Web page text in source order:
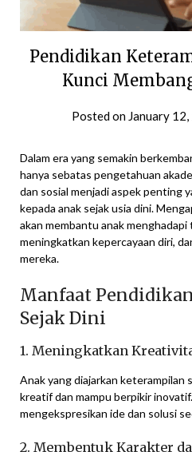
Pendidikan
Kunci
Posted on January
Dalam era yang semakin
hanya sebatas pengetahuan
dan sosial menjadi aspek penting
kepada anak sejak usia dini.
akan membantu anak
meningkatkan kepercayaan diri,
mereka.
Manfaat
Sejak Dini
1. Meningkatkan
Anak yang diajarkan keterampilan
kreatif dan mampu berpikir
mengekspresikan ide dan solusi
2. Membentuk Karakter